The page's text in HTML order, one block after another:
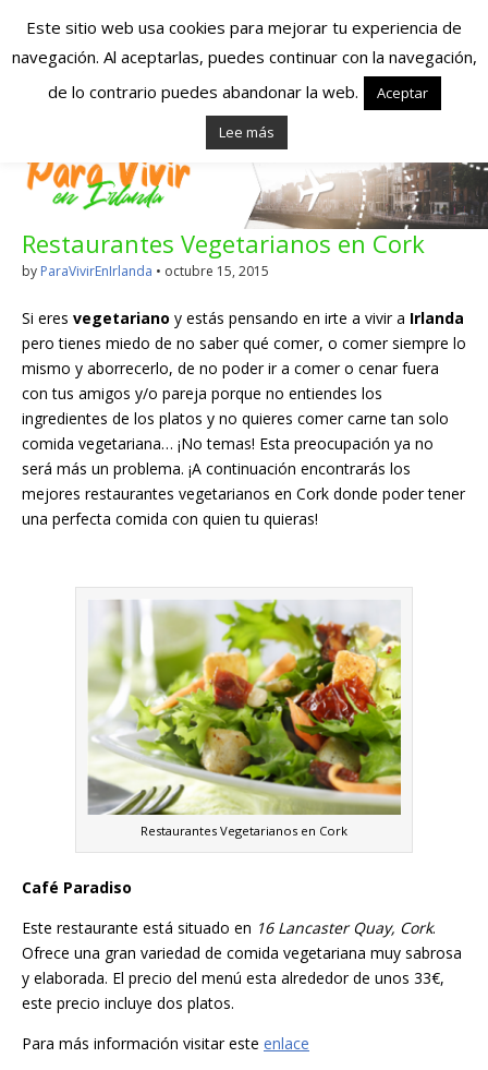
Españoles en
Irlanda – Vivir en
Irlanda – Trabajo
en Irlanda –
Alojamiento en
Irlanda
Blog dedicado a los que viven, estudian y trabajan en
Irlanda!
Restaurantes Vegetarianos en Cork
by ParaVivirEnIrlanda • octubre 15, 2015
Si eres vegetariano y estás pensando en irte a vivir a Irlanda
pero tienes miedo de no saber qué comer, o comer siempre lo
mismo y aborrecerlo, de no poder ir a comer o cenar fuera
con tus amigos y/o pareja porque no entiendes los
ingredientes de los platos y no quieres comer carne tan solo
comida vegetariana… ¡No temas! Esta preocupación ya no
será más un problema. ¡A continuación encontrarás los
mejores restaurantes vegetarianos en Cork donde poder tener
una perfecta comida con quien tu quieras!
Restaurantes Vegetarianos en Cork
Café Paradiso
Este restaurante está situado en 16 Lancaster Quay, Cork.
Ofrece una gran variedad de comida vegetariana muy sabrosa
y elaborada. El precio del menú esta alrededor de unos 33€,
este precio incluye dos platos.
Para más información visitar este enlace
Este sitio web usa cookies para mejorar tu experiencia de
navegación. Al aceptarlas, puedes continuar con la navegación,
de lo contrario puedes abandonar la web.
Aceptar
Lee más